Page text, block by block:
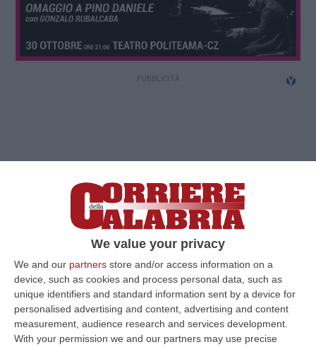
We value your privacy
We and our partners store and/or access information on a
device, such as cookies and process personal data, such as
unique identifiers and standard information sent by a device for
personalised advertising and content, advertising and content
measurement, audience research and services development.
With your permission we and our partners may use precise